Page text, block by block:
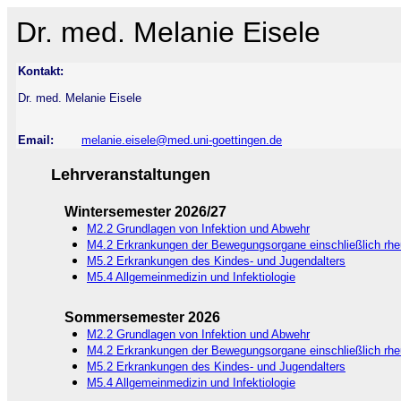
Dr. med. Melanie Eisele
Kontakt:
Dr. med. Melanie Eisele
Email: melanie.eisele@med.uni-goettingen.de
Lehrveranstaltungen
Wintersemester 2026/27
M2.2 Grundlagen von Infektion und Abwehr
M4.2 Erkrankungen der Bewegungsorgane einschließlich
M5.2 Erkrankungen des Kindes- und Jugendalters
M5.4 Allgemeinmedizin und Infektiologie
Sommersemester 2026
M2.2 Grundlagen von Infektion und Abwehr
M4.2 Erkrankungen der Bewegungsorgane einschließlich
M5.2 Erkrankungen des Kindes- und Jugendalters
M5.4 Allgemeinmedizin und Infektiologie